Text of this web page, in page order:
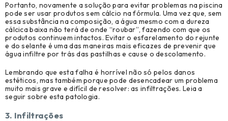
Portanto, novamente a solução para evitar problemas na piscina
pode ser usar produtos sem cálcio na fórmula. Uma vez que, sem
essa substância na composição, a água mesmo com a dureza
cálcica baixa não terá de onde “roubar”, fazendo com que os
produtos continuem intactos. Evitar o esfarelamento do rejunte
e do selante é uma das maneiras mais eficazes de prevenir que
água infiltre por trás das pastilhas e cause o descolamento.
Lembrando que esta falha é horrível não só pelos danos
estéticos, mas também porque pode desencadear um problema
muito mais grave e difícil de resolver: as infiltrações. Leia a
seguir sobre esta patologia.
3. Infiltrações